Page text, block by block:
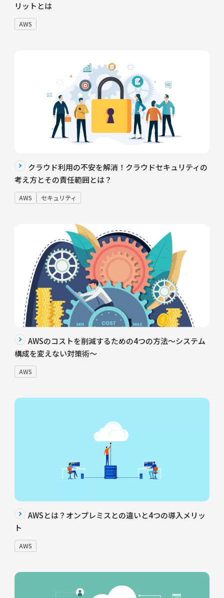
リットとは
AWS
クラウド利用の不安を解消！クラウドセキュリティの
考え方とその責任範囲とは？
AWS セキュリティ
AWSのコストを削減するための4つの方法～システム
構成を変えない対策術～
AWS
AWSとは？オンプレミスとの違いと4つの導入メリッ
ト
AWS